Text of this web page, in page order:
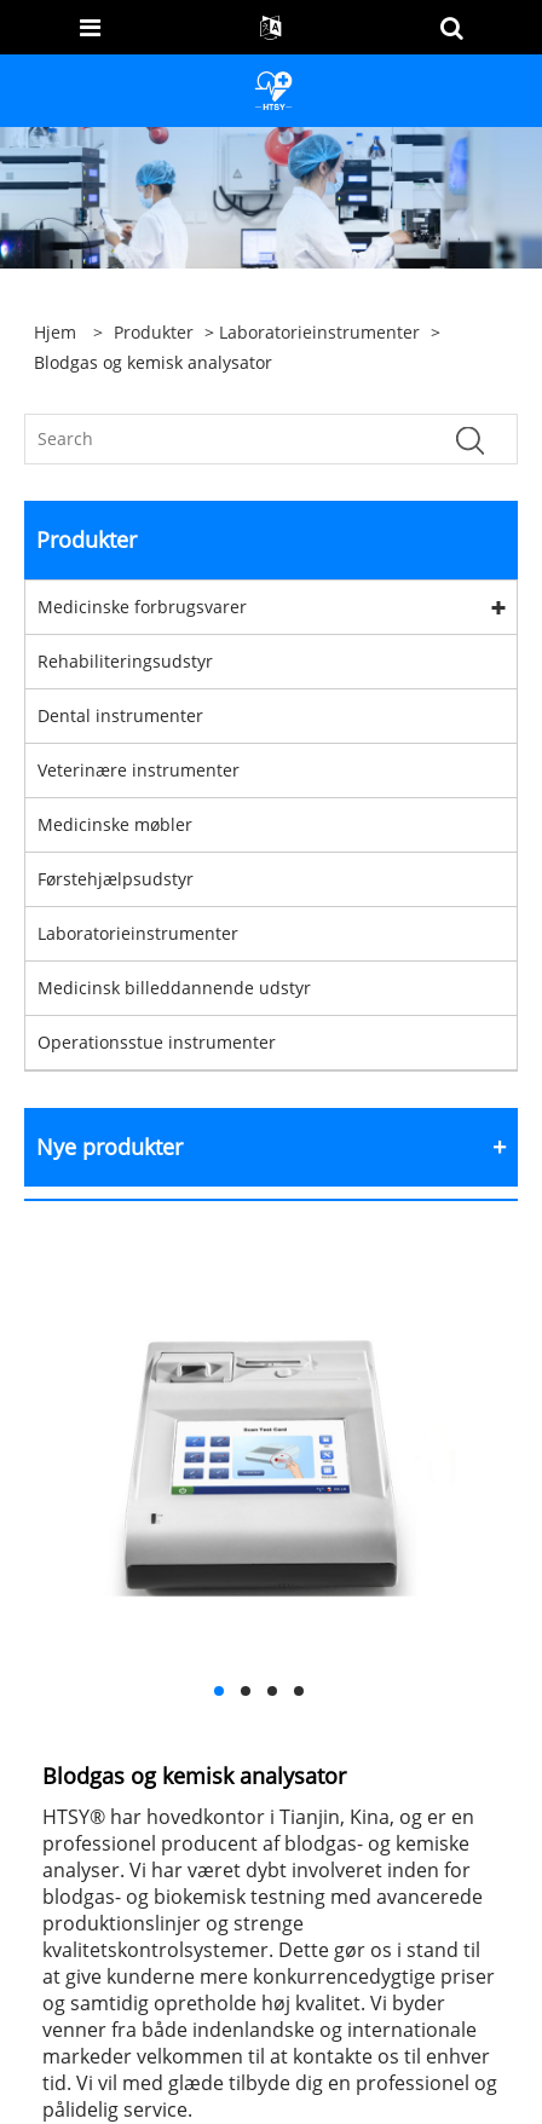
Hjem > Produkter > Laboratorieinstrumenter >
Blodgas og kemisk analysator
Produkter
Medicinske forbrugsvarer
Rehabiliteringsudstyr
Dental instrumenter
Veterinære instrumenter
Medicinske møbler
Førstehjælpsudstyr
Laboratorieinstrumenter
Medicinsk billeddannende udstyr
Operationsstue instrumenter
Nye produkter
Blodgas og kemisk analysator
HTSY® har hovedkontor i Tianjin, Kina, og er en
professionel producent af blodgas- og kemiske
analyser. Vi har været dybt involveret inden for
blodgas- og biokemisk testning med avancerede
produktionslinjer og strenge
kvalitetskontrolsystemer. Dette gør os i stand til
at give kunderne mere konkurrencedygtige priser
og samtidig opretholde høj kvalitet. Vi byder
venner fra både indenlandske og internationale
markeder velkommen til at kontakte os til enhver
tid. Vi vil med glæde tilbyde dig en professionel og
pålidelig service.